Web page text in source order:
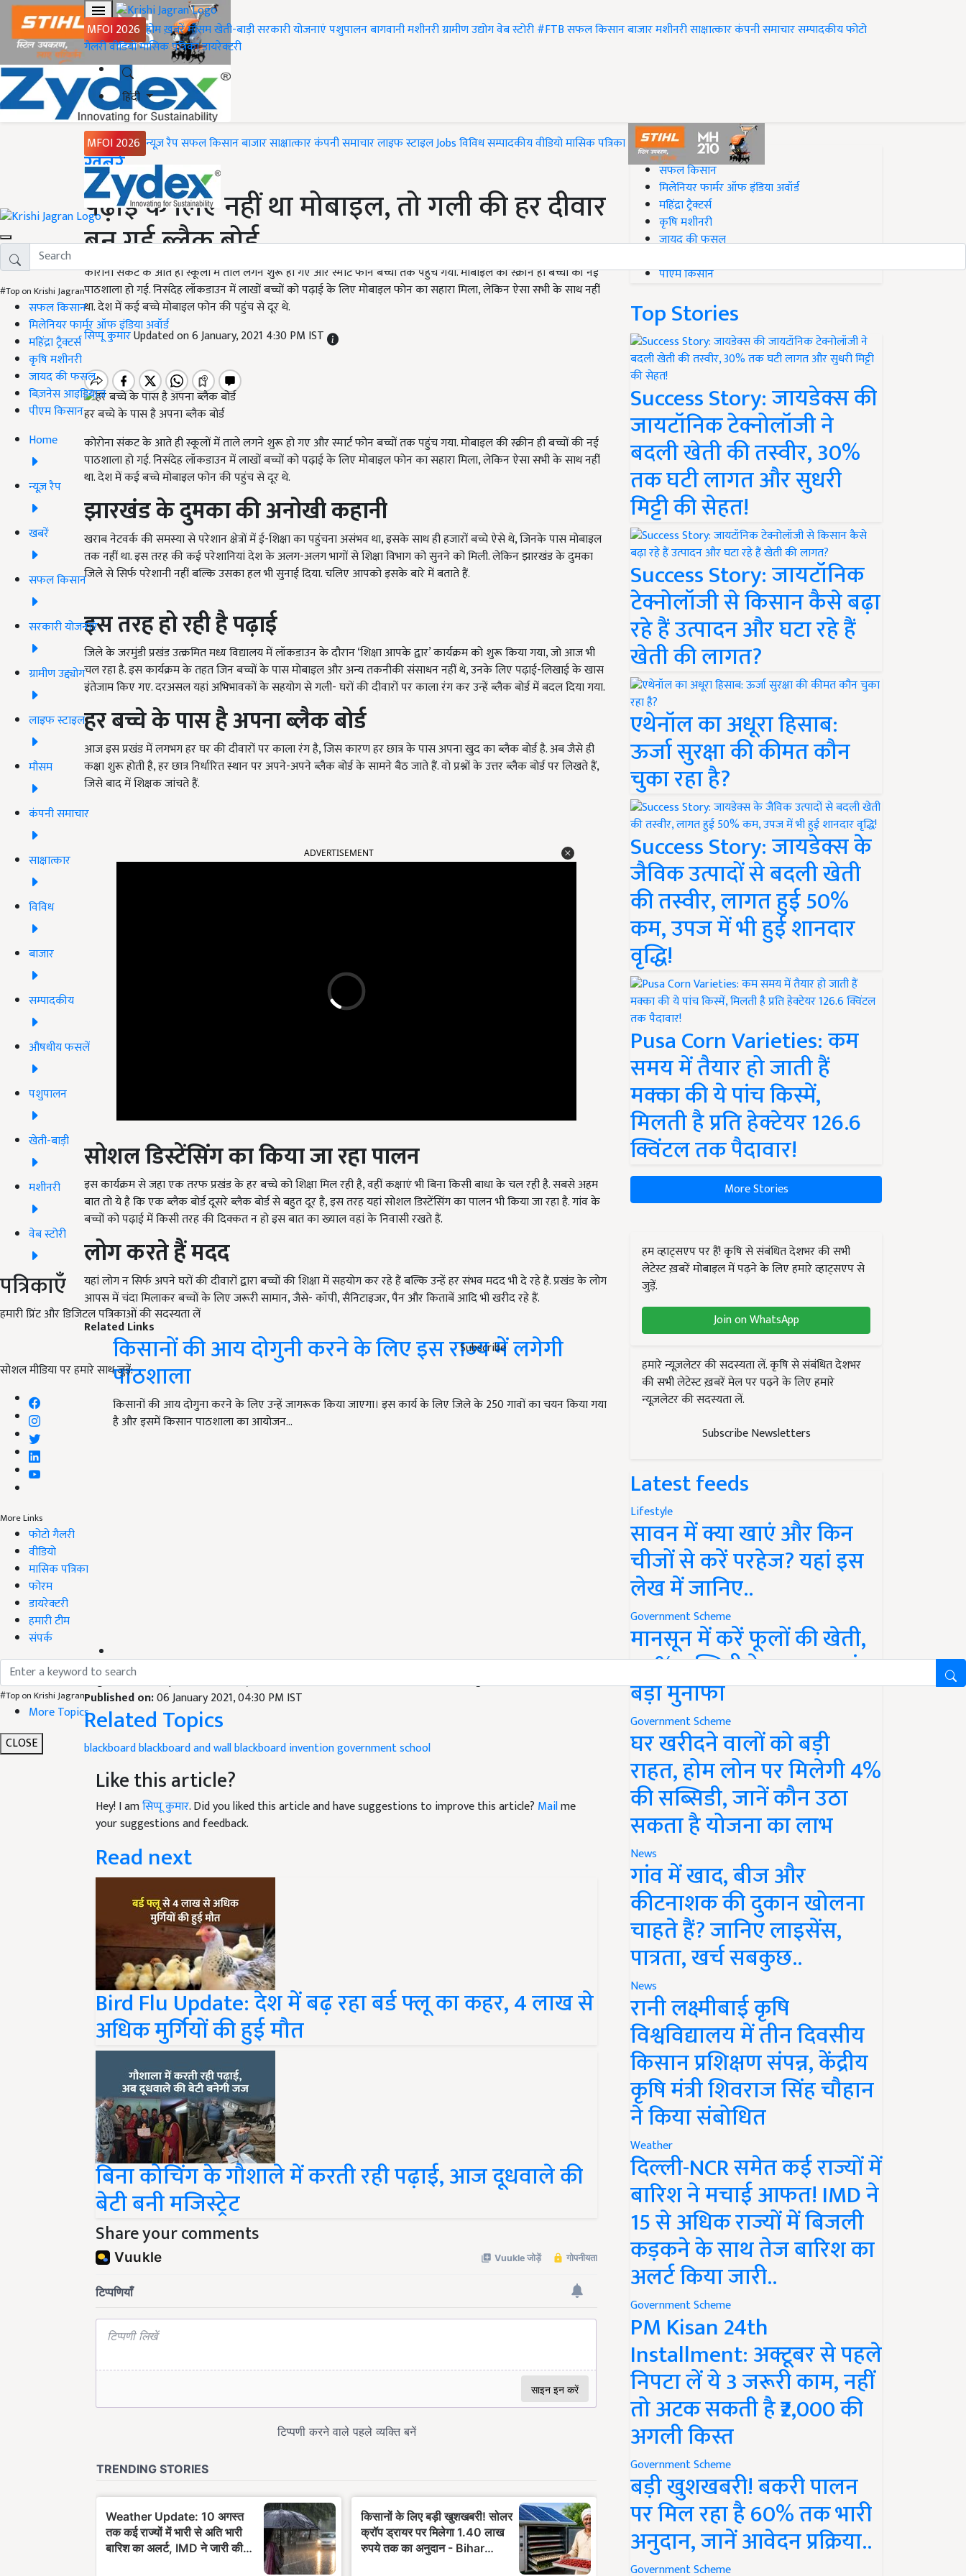
MFOI 2026 होमख़बरेंमौसमखेती-बाड़ीसरकारी योजनाएंपशुपालनबागवानीमशीनरीग्रामीण उद्योगवेब स्टोरी#FTBसफल किसानबाजारमशीनरीसाक्षात्कारकंपनी समाचारसम्पादकीयफोटो
गैलरीवीडियोमासिक पत्रिकाडायरेक्टरी
हिंदी
MFOI 2026 न्यूज़ रैपसफल किसानबाजारसाक्षात्कारकंपनी समाचारलाइफ स्टाइलJobsविविधसम्पादकीयवीडियोमासिक पत्रिका
#Top on Krishi Jagran
सफल किसान
मिलेनियर फार्मर ऑफ इंडिया अवॉर्ड
महिंद्रा ट्रैक्टर्स
कृषि मशीनरी
जायद की फसल
बिज़नेस आइडियाज
पीएम किसान
Home
न्यूज़ रैप
खबरें
सफल किसान
सरकारी योजनाएं
ग्रामीण उद्द्योग
लाइफ स्टाइल
मौसम
कंपनी समाचार
साक्षात्कार
विविध
बाजार
सम्पादकीय
औषधीय फसलें
पशुपालन
खेती-बाड़ी
मशीनरी
वेब स्टोरी
पत्रिकाएँ
हमारी प्रिंट और डिजिटल पत्रिकाओं की सदस्यता लें
Subscribe
सोशल मीडिया पर हमारे साथ जुड़ें:
More Links
फोटो गैलरी
वीडियो
मासिक पत्रिका
फोरम
डायरेक्टरी
हमारी टीम
संपर्क
#Top on Krishi Jagran
More Topics
CLOSE
Home
ख़बरें
पढ़ाई के लिए नहीं था मोबाइल, तो गली की हर दीवार
बन गई ब्लैक बोर्ड
कोरोना संकट के आते ही स्कूलों में ताले लगने शुरू हो गए और स्मार्ट फोन बच्चों तक पहुंच गया. मोबाइल की स्क्रीन ही बच्चों की नई
पाठशाला हो गई. निसंदेह लॉकडाउन में लाखों बच्चों को पढ़ाई के लिए मोबाइल फोन का सहारा मिला, लेकिन ऐसा सभी के साथ नहीं
था. देश में कई बच्चे मोबाइल फोन की पहुंच से दूर थे.
सिप्पू कुमारUpdated on 6 January, 2021 4:30 PM IST
हर बच्चे के पास है अपना ब्लैक बोर्ड
कोरोना संकट के आते ही स्कूलों में ताले लगने शुरू हो गए और स्मार्ट फोन बच्चों तक पहुंच गया. मोबाइल की स्क्रीन ही बच्चों की नई
पाठशाला हो गई. निसंदेह लॉकडाउन में लाखों बच्चों को पढ़ाई के लिए मोबाइल फोन का सहारा मिला, लेकिन ऐसा सभी के साथ नहीं
था. देश में कई बच्चे मोबाइल फोन की पहुंच से दूर थे.
झारखंड के दुमका की अनोखी कहानी
खराब नेटवर्क की समस्या से परेशान क्षेत्रों में ई-शिक्षा का पहुंचना असंभव था, इसके साथ ही हजारों बच्चे ऐसे थे, जिनके पास मोबाइल
तक नहीं था. इस तरह की कई परेशानियां देश के अलग-अलग भागों से शिक्षा विभाग को सुनने को मिली. लेकिन झारखंड के दुमका
जिले से सिर्फ परेशानी नहीं बल्कि उसका हल भी सुनाई दिया. चलिए आपको इसके बारे में बताते हैं.
इस तरह हो रही है पढ़ाई
जिले के जरमुंडी प्रखंड उत्क्रमित मध्य विद्यालय में लॉकडाउन के दौरान ‘शिक्षा आपके द्वार’ कार्यक्रम को शुरू किया गया, जो आज भी
चल रहा है. इस कार्यक्रम के तहत जिन बच्चों के पास मोबाइल और अन्य तकनीकी संसाधन नहीं थे, उनके लिए पढ़ाई-लिखाई के खास
इंतेजाम किए गए. दरअसल यहां अभिभावकों के सहयोग से गली- घरों की दीवारों पर काला रंग कर उन्हें ब्लैक बोर्ड में बदल दिया गया.
हर बच्चे के पास है अपना ब्लैक बोर्ड
आज इस प्रखंड में लगभग हर घर की दीवारों पर काला रंग है, जिस कारण हर छात्र के पास अपना खुद का ब्लैक बोर्ड है. अब जैसे ही
कक्षा शुरू होती है, हर छात्र निर्धारित स्थान पर अपने-अपने ब्लैक बोर्ड के सामने बैठ जाते हैं. वो प्रश्नों के उत्तर ब्लैक बोर्ड पर लिखते हैं,
जिसे बाद में शिक्षक जांचते हैं.
सोशल डिस्टेंसिंग का किया जा रहा पालन
इस कार्यक्रम से जहा एक तरफ प्रखंड के हर बच्चे को शिक्षा मिल रही है, वहीं कक्षाएं भी बिना किसी बाधा के चल रही है. सबसे अहम
बात तो ये है कि एक ब्लैक बोर्ड दूसरे ब्लैक बोर्ड से बहुत दूर है, इस तरह यहां सोशल डिस्टेंसिंग का पालन भी किया जा रहा है. गांव के
बच्चों को पढ़ाई में किसी तरह की दिक्कत न हो इस बात का ख्याल वहां के निवासी रखते हैं.
लोग करते हैं मदद
यहां लोग न सिर्फ अपने घरों की दीवारों द्वारा बच्चों की शिक्षा में सहयोग कर रहे हैं बल्कि उन्हें हर संभव मदद भी दे रहे हैं. प्रखंड के लोग
आपस में चंदा मिलाकर बच्चों के लिए जरूरी सामान, जैसे- कॉपी, सैनिटाइजर, पैन और किताबें आदि भी खरीद रहे हैं.
Related Links
किसानों की आय दोगुनी करने के लिए इस राज्य में लगेगी
पाठशाला
किसानों की आय दोगुना करने के लिए उन्हें जागरूक किया जाएगा। इस कार्य के लिए जिले के 250 गावों का चयन किया गया
है और इसमें किसान पाठशाला का आयोजन…
English Summary:each and every student have their own blackboard in this village know more about it
Published on:06 January 2021, 04:30 PM IST
Related Topics
blackboardblackboard and wall
Like this article?
Hey! I amसिप्पू कुमार . Did you liked this article and have suggestions to improve this article?
your suggestions and feedback.
Read next
Bird Flu Update: देश में बढ़ रहा बर्ड फ्लू का कहर, 4 लाख से
अधिक मुर्गियों की हुई मौत
बिना कोचिंग के गौशाले में करती रही पढ़ाई, आज दूधवाले की
बेटी बनी मजिस्ट्रेट
Share your comments
#Top on Krishi Jagran
सफल किसान
मिलेनियर फार्मर ऑफ इंडिया अवॉर्ड
महिंद्रा ट्रैक्टर्स
कृषि मशीनरी
जायद की फसल
पीएम किसान
Top Stories
Success Story: जायडेक्स की
जायटॉनिक टेक्नोलॉजी ने
बदली खेती की तस्वीर, 30%
तक घटी लागत और सुधरी
मिट्टी की सेहत!
Success Story: जायटॉनिक
टेक्नोलॉजी से किसान कैसे बढ़ा
रहे हैं उत्पादन और घटा रहे हैं
खेती की लागत?
एथेनॉल का अधूरा हिसाब:
ऊर्जा सुरक्षा की कीमत कौन
चुका रहा है?
Success Story: जायडेक्स के
जैविक उत्पादों से बदली खेती
की तस्वीर, लागत हुई 50%
कम, उपज में भी हुई शानदार
वृद्धि!
Pusa Corn Varieties: कम
समय में तैयार हो जाती हैं
मक्का की ये पांच किस्में,
मिलती है प्रति हेक्टेयर 126.6
क्विंटल तक पैदावार!
More Stories
हम व्हाट्सएप पर हैं! कृषि से संबंधित देशभर की सभी
लेटेस्ट ख़बरें मोबाइल में पढ़ने के लिए हमारे व्हाट्सएप से
जुड़ें.
Join on WhatsApp
हमारे न्यूज़लेटर की सदस्यता लें. कृषि से संबंधित देशभर
की सभी लेटेस्ट ख़बरें मेल पर पढ़ने के लिए हमारे
न्यूज़लेटर की सदस्यता लें.
Subscribe Newsletters
Latest feeds
Lifestyle
सावन में क्या खाएं और किन
चीजों से करें परहेज? यहां इस
लेख में जानिए..
Government Scheme
मानसून में करें फूलों की खेती,
50% सब्सिडी के साथ कमाएं
बड़ा मुनाफा
Government Scheme
घर खरीदने वालों को बड़ी
राहत, होम लोन पर मिलेगी 4%
की सब्सिडी, जानें कौन उठा
सकता है योजना का लाभ
News
गांव में खाद, बीज और
कीटनाशक की दुकान खोलना
चाहते हैं? जानिए लाइसेंस,
पात्रता, खर्च सबकुछ..
News
रानी लक्ष्मीबाई कृषि
विश्वविद्यालय में तीन दिवसीय
किसान प्रशिक्षण संपन्न, केंद्रीय
कृषि मंत्री शिवराज सिंह चौहान
ने किया संबोधित
Weather
दिल्ली-NCR समेत कई राज्यों में
बारिश ने मचाई आफत! IMD ने
15 से अधिक राज्यों में बिजली
कड़कने के साथ तेज बारिश का
अलर्ट किया जारी..
Government Scheme
PM Kisan 24th
Installment: अक्टूबर से पहले
निपटा लें ये 3 जरूरी काम, नहीं
तो अटक सकती है ₹2,000 की
अगली किस्त
Government Scheme
बड़ी खुशखबरी! बकरी पालन
पर मिल रहा है 60% तक भारी
अनुदान, जानें आवेदन प्रक्रिया..
Government Scheme